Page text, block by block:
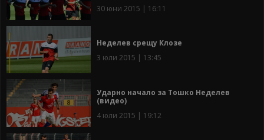
30 юни 2015 | 16:11
Неделев срещу Клозе
3 юли 2015 | 13:45
Ударно начало за Тошко Неделев
(видео)
4 юли 2015 | 19:12